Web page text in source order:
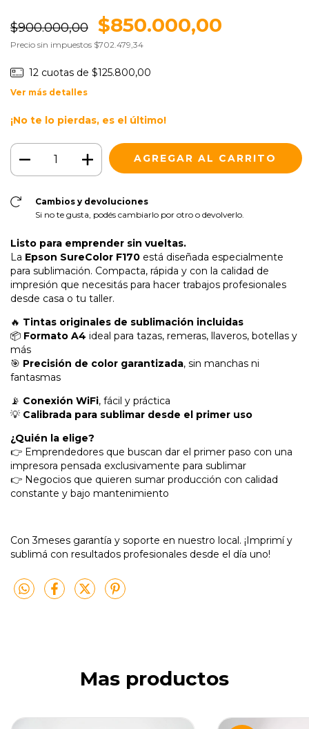
$900.000,00 $850.000,00
Precio sin impuestos $702.479,34
12 cuotas de $125.800,00
Ver más detalles
¡No te lo pierdas, es el último!
Cambios y devoluciones
Si no te gusta, podés cambiarlo por otro o devolverlo.
Listo para emprender sin vueltas.
La Epson SureColor F170 está diseñada especialmente
para sublimación. Compacta, rápida y con la calidad de
impresión que necesitás para hacer trabajos profesionales
desde casa o tu taller.
🔥 Tintas originales de sublimación incluidas
📦 Formato A4 ideal para tazas, remeras, llaveros, botellas y
más
🎯 Precisión de color garantizada, sin manchas ni
fantasmas
📡 Conexión WiFi, fácil y práctica
💡 Calibrada para sublimar desde el primer uso
¿Quién la elige?
👉 Emprendedores que buscan dar el primer paso con una
impresora pensada exclusivamente para sublimar
👉 Negocios que quieren sumar producción con calidad
constante y bajo mantenimiento
Con 3meses garantía y soporte en nuestro local. ¡Imprimí y
sublimá con resultados profesionales desde el día uno!
Mas productos